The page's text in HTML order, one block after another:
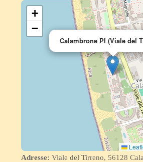
Calambrone PI (Viale del
+
−
Adresse: Viale del Tirreno, 56128